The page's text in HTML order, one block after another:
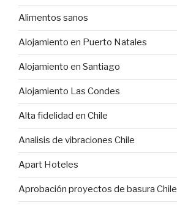
Alimentos sanos
Alojamiento en Puerto Natales
Alojamiento en Santiago
Alojamiento Las Condes
Alta fidelidad en Chile
Analisis de vibraciones Chile
Apart Hoteles
Aprobación proyectos de basura Chile